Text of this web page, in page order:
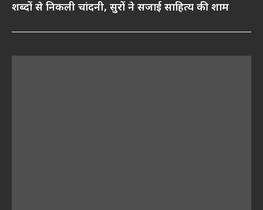
शब्दों से निकली चांदनी, सुरों ने सजाई साहित्य की शाम